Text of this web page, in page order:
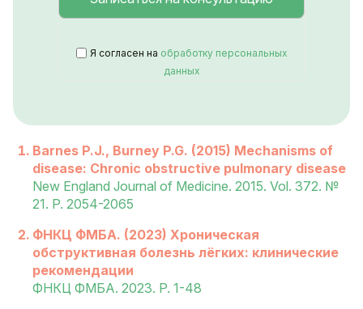
Я согласен на обработку персональных
данных
Barnes P.J., Burney P.G. (2015) Mechanisms of
disease: Chronic obstructive pulmonary disease
New England Journal of Medicine. 2015. Vol. 372. №
21. P. 2054-2065
ФНКЦ ФМБА. (2023) Хроническая
обструктивная болезнь лёгких: клинические
рекомендации
ФНКЦ ФМБА. 2023. P. 1-48